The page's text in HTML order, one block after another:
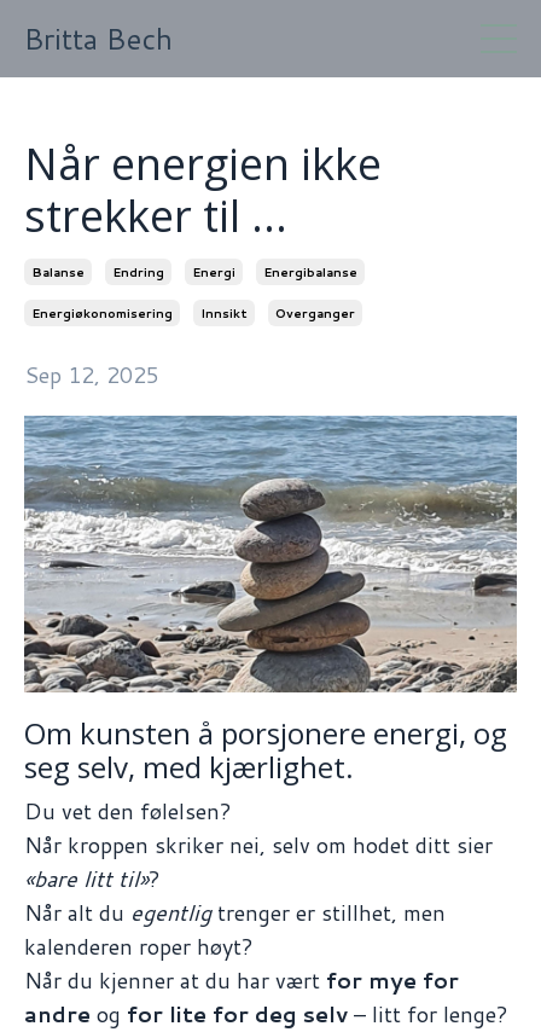
Britta Bech
Når energien ikke
strekker til ...
Balanse Endring Energi Energibalanse
Energiøkonomisering Innsikt Overganger
Sep 12, 2025
Om kunsten å porsjonere energi, og
seg selv, med kjærlighet.
Du vet den følelsen?
Når kroppen skriker nei, selv om hodet ditt sier
«bare litt til»?
Når alt du egentligtrenger er stillhet, men
kalenderen roper høyt?
Når du kjenner at du har vært for mye for
andre og for lite for deg selv– litt for lenge?